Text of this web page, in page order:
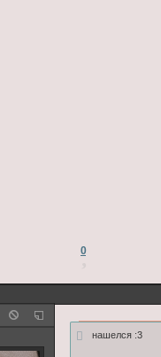
0
нашелся :3